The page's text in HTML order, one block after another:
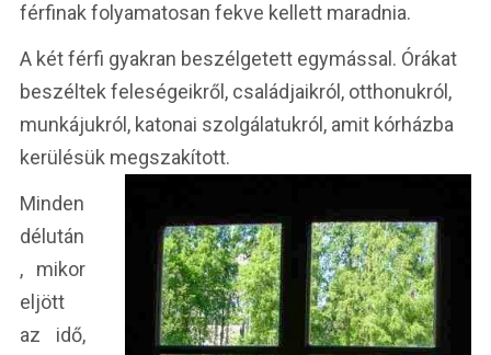
férfinak folyamatosan fekve kellett maradnia.
A két férfi gyakran beszélgetett egymással. Órákat
beszéltek feleségeikről, családjaikról, otthonukról,
munkájukról, katonai szolgálatukról, amit kórházba
kerülésük megszakított.
Minden
délután
, mikor
eljött
az idő,